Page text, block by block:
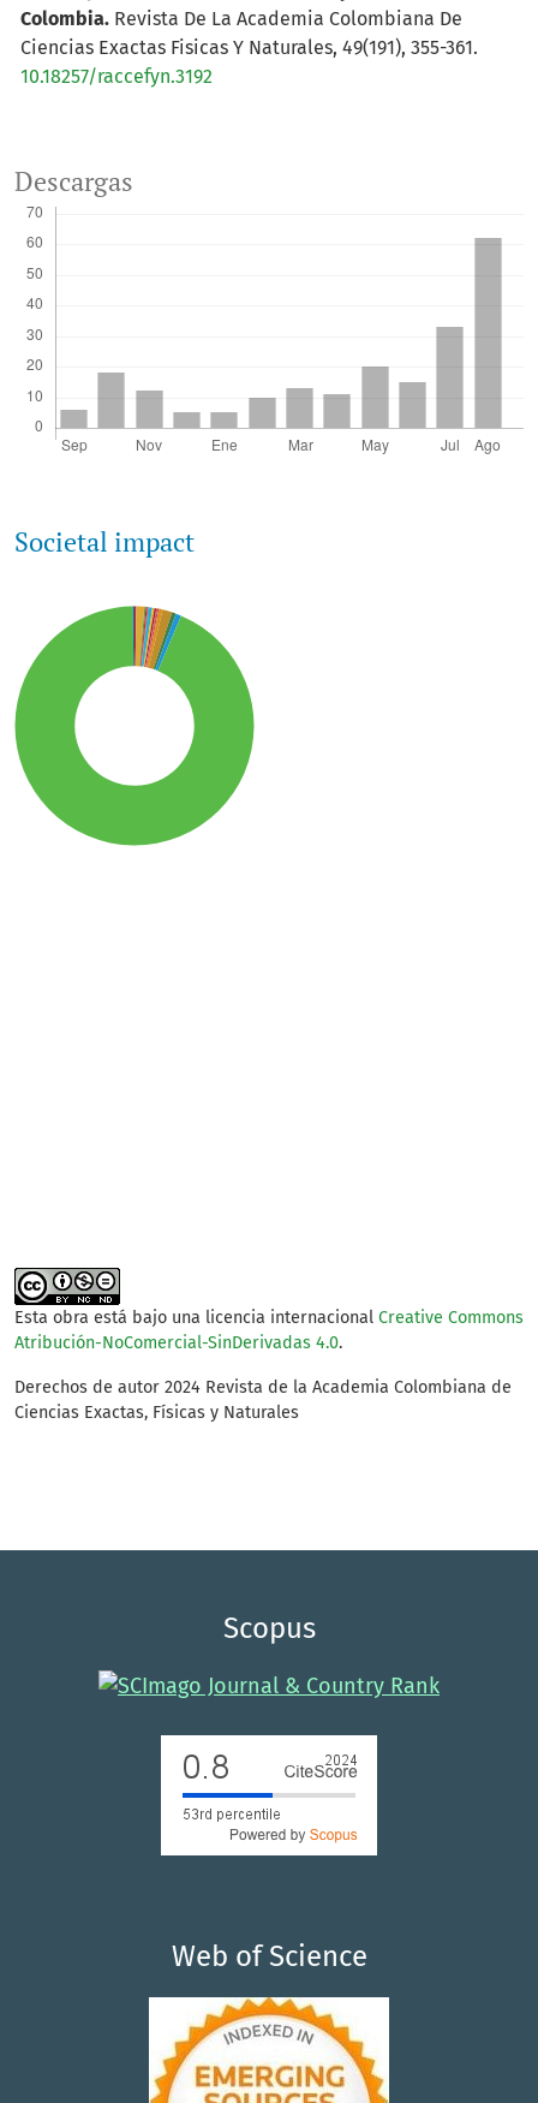
Colombia. Revista De La Academia Colombiana De
Ciencias Exactas Fisicas Y Naturales, 49(191), 355-361.
10.18257/raccefyn.3192
Descargas
Societal impact
Esta obra está bajo una licencia internacional Creative Commons
Atribución-NoComercial-SinDerivadas 4.0.
Derechos de autor 2024 Revista de la Academia Colombiana de
Ciencias Exactas, Físicas y Naturales
Scopus
Web of Science